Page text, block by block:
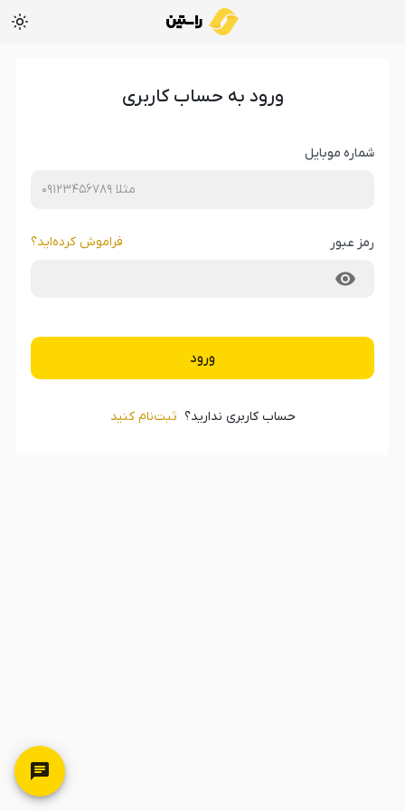
ورود به حساب کاربری
شماره موبایل
رمز عبور فراموش کرده‌‌اید؟
ورود
حساب کاربری ندارید؟ ثبت‌‌نام کنید